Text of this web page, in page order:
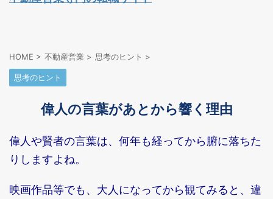
HOME > 不動産営業 > 思考のヒント >
思考のヒント
偉人の言葉があとから響く理由
偉人や賢者の言葉は、何年も経ってから腑に落ちた
りしますよね。
映画作品等でも、大人になってから観てみると、違